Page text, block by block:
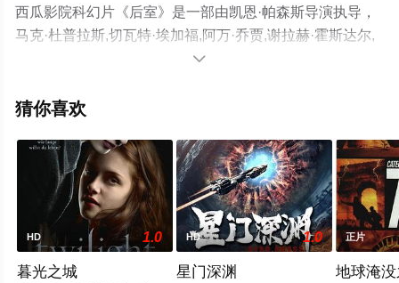
西瓜影院科幻片《后室》是一部由凯恩·帕森斯导演执导，
马克·杜普拉斯,切瓦特·埃加福,阿万·乔贾,谢拉赫·霍斯达尔,
托比·哈格雷夫,雷娜特·赖因斯夫,卢基塔·麦克斯韦尔,芬恩·
机免费观看高清未删减完整版电影大全就上西瓜影视，更
解。

猜你喜欢
HD 1.0
暮光之城
HD 1.0
星门深渊
正片
地球淹